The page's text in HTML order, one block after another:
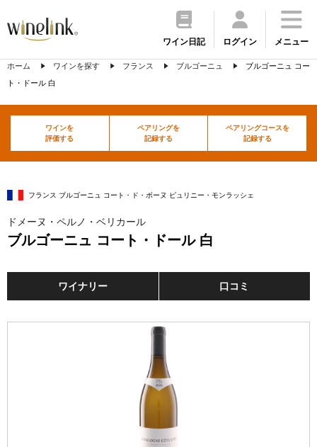
ワイン日記 ログイン メニュー
ホーム ワインを探す フランス ブルゴーニュ
ブルゴーニュ コー
ト・ドール 白
ワインを
評価する
ペアリングを
記録する
ペアリングコースを
記録する
フランス ブルゴーニュ コート・ド・ボーヌ ピュリニー・モンラッシェ
ドメーヌ・ペルノ・ベリカール
ブルゴーニュ コート・ドール 白
ワイナリー 口コミ